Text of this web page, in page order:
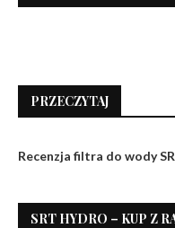
PRZECZYTAJ
Recenzja filtra do wody
SRT HYDRO – KUP Z